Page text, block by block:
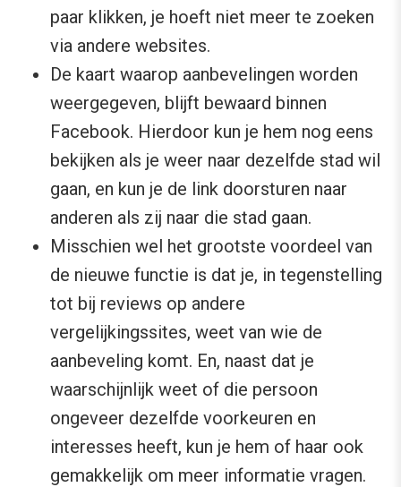
paar klikken, je hoeft niet meer te zoeken
via andere websites.
De kaart waarop aanbevelingen worden
weergegeven, blijft bewaard binnen
Facebook. Hierdoor kun je hem nog eens
bekijken als je weer naar dezelfde stad wil
gaan, en kun je de link doorsturen naar
anderen als zij naar die stad gaan.
Misschien wel het grootste voordeel van
de nieuwe functie is dat je, in tegenstelling
tot bij reviews op andere
vergelijkingssites, weet van wie de
aanbeveling komt. En, naast dat je
waarschijnlijk weet of die persoon
ongeveer dezelfde voorkeuren en
interesses heeft, kun je hem of haar ook
gemakkelijk om meer informatie vragen.